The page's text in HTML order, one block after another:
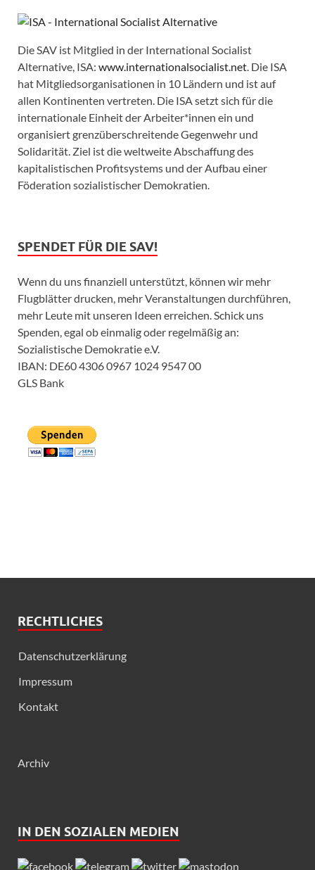
Die SAV ist Mitglied in der International Socialist
Alternative, ISA: www.internationalsocialist.net. Die ISA
hat Mitgliedsorganisationen in 10 Ländern und ist auf
allen Kontinenten vertreten. Die ISA setzt sich für die
internationale Einheit der Arbeiter*innen ein und
organisiert grenzüberschreitende Gegenwehr und
Solidarität. Ziel ist die weltweite Abschaffung des
kapitalistischen Profitsystems und der Aufbau einer
Föderation sozialistischer Demokratien.
SPENDET FÜR DIE SAV!
Wenn du uns finanziell unterstützt, können wir mehr
Flugblätter drucken, mehr Veranstaltungen durchführen,
mehr Leute mit unseren Ideen erreichen. Schick uns
Spenden, egal ob einmalig oder regelmäßig an:
Sozialistische Demokratie e.V.
IBAN: DE60 4306 0967 1024 9547 00
GLS Bank
RECHTLICHES
Datenschutzerklärung
Impressum
Kontakt
Archiv
IN DEN SOZIALEN MEDIEN